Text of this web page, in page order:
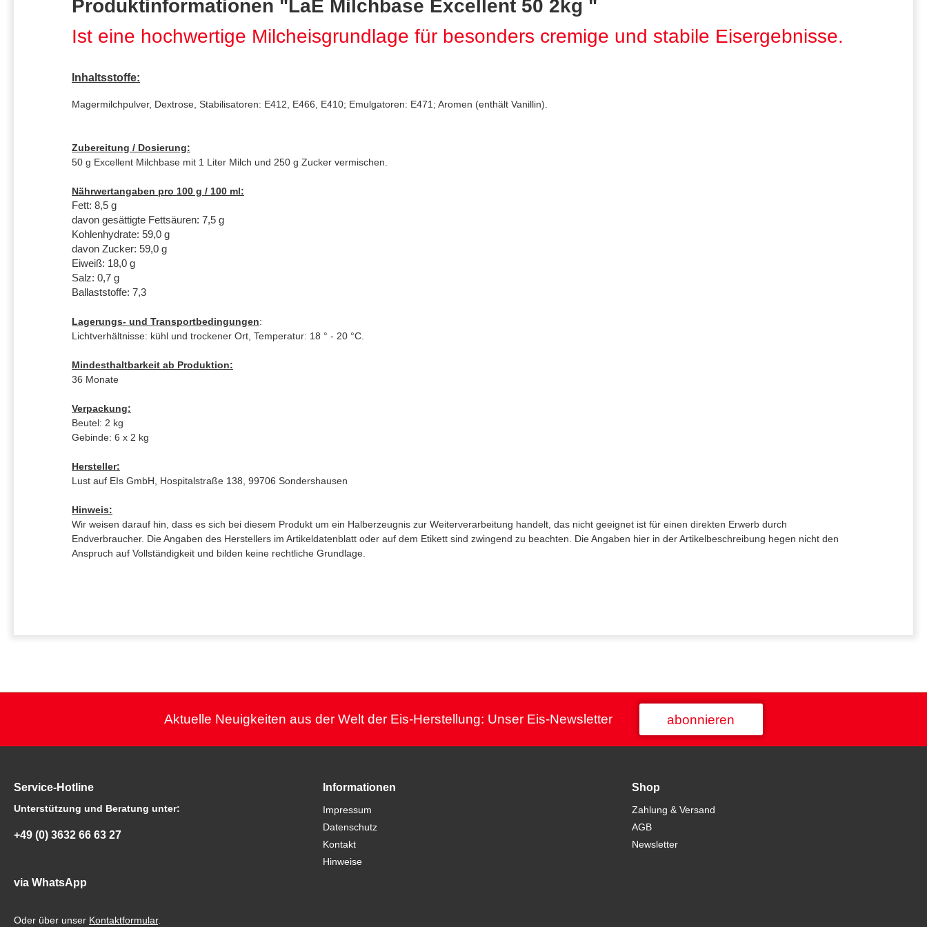
Produktinformationen "LaE Milchbase Excellent 50 2kg "
Ist eine hochwertige Milcheisgrundlage für besonders cremige und stabile Eisergebnisse.
Inhaltsstoffe:
Magermilchpulver, Dextrose, Stabilisatoren: E412, E466, E410; Emulgatoren: E471; Aromen (enthält Vanillin).
Zubereitung / Dosierung:
50 g Excellent Milchbase mit 1 Liter Milch und 250 g Zucker vermischen.
Nährwertangaben pro 100 g / 100 ml:
Fett: 8,5 g
davon gesättigte Fettsäuren: 7,5 g
Kohlenhydrate: 59,0 g
davon Zucker: 59,0 g
Eiweiß: 18,0 g
Salz: 0,7 g
Ballaststoffe: 7,3
Lagerungs- und Transportbedingungen:
Lichtverhältnisse: kühl und trockener Ort, Temperatur: 18 ° - 20 °C.
Mindesthaltbarkeit ab Produktion:
36 Monate
Verpackung:
Beutel: 2 kg
Gebinde: 6 x 2 kg
Hersteller:
Lust auf EIs GmbH, Hospitalstraße 138, 99706 Sondershausen
Hinweis:
Wir weisen darauf hin, dass es sich bei diesem Produkt um ein Halberzeugnis zur Weiterverarbeitung handelt, das nicht geeignet ist für einen direkten Erwerb durch
Endverbraucher. Die Angaben des Herstellers im Artikeldatenblatt oder auf dem Etikett sind zwingend zu beachten. Die Angaben hier in der Artikelbeschreibung hegen nicht den
Anspruch auf Vollständigkeit und bilden keine rechtliche Grundlage.
Aktuelle Neuigkeiten aus der Welt der Eis-Herstellung: Unser Eis-Newsletter abonnieren
Service-Hotline
Unterstützung und Beratung unter:
+49 (0) 3632 66 63 27
via WhatsApp
Oder über unser Kontaktformular.
Informationen
Impressum
Datenschutz
Kontakt
Hinweise
Shop
Zahlung & Versand
AGB
Newsletter